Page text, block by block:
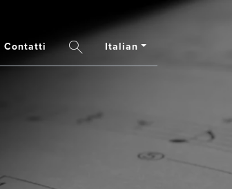
Contatti SearchItalian